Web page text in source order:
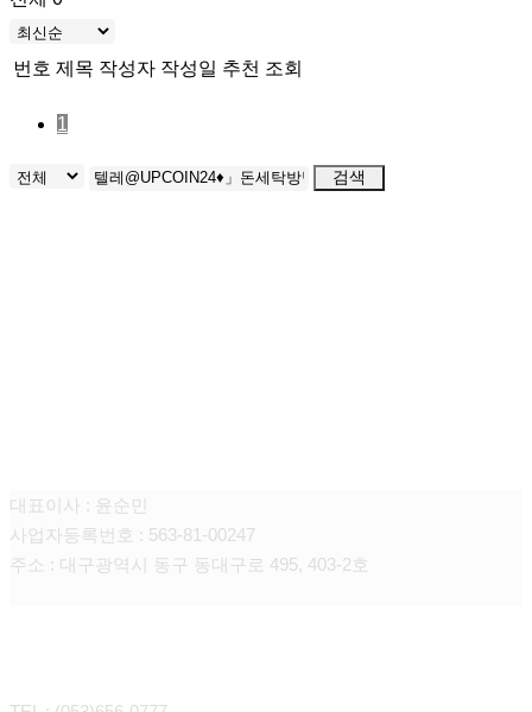
번호 제목 작성자 작성일 추천 조회
1
검색
대표이사 : 윤순민
사업자등록번호 : 563-81-00247
주소 : 대구광역시 동구 동대구로 495, 403-2호